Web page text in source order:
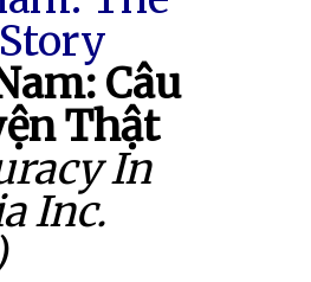
Câu
Thật
In
Inc.